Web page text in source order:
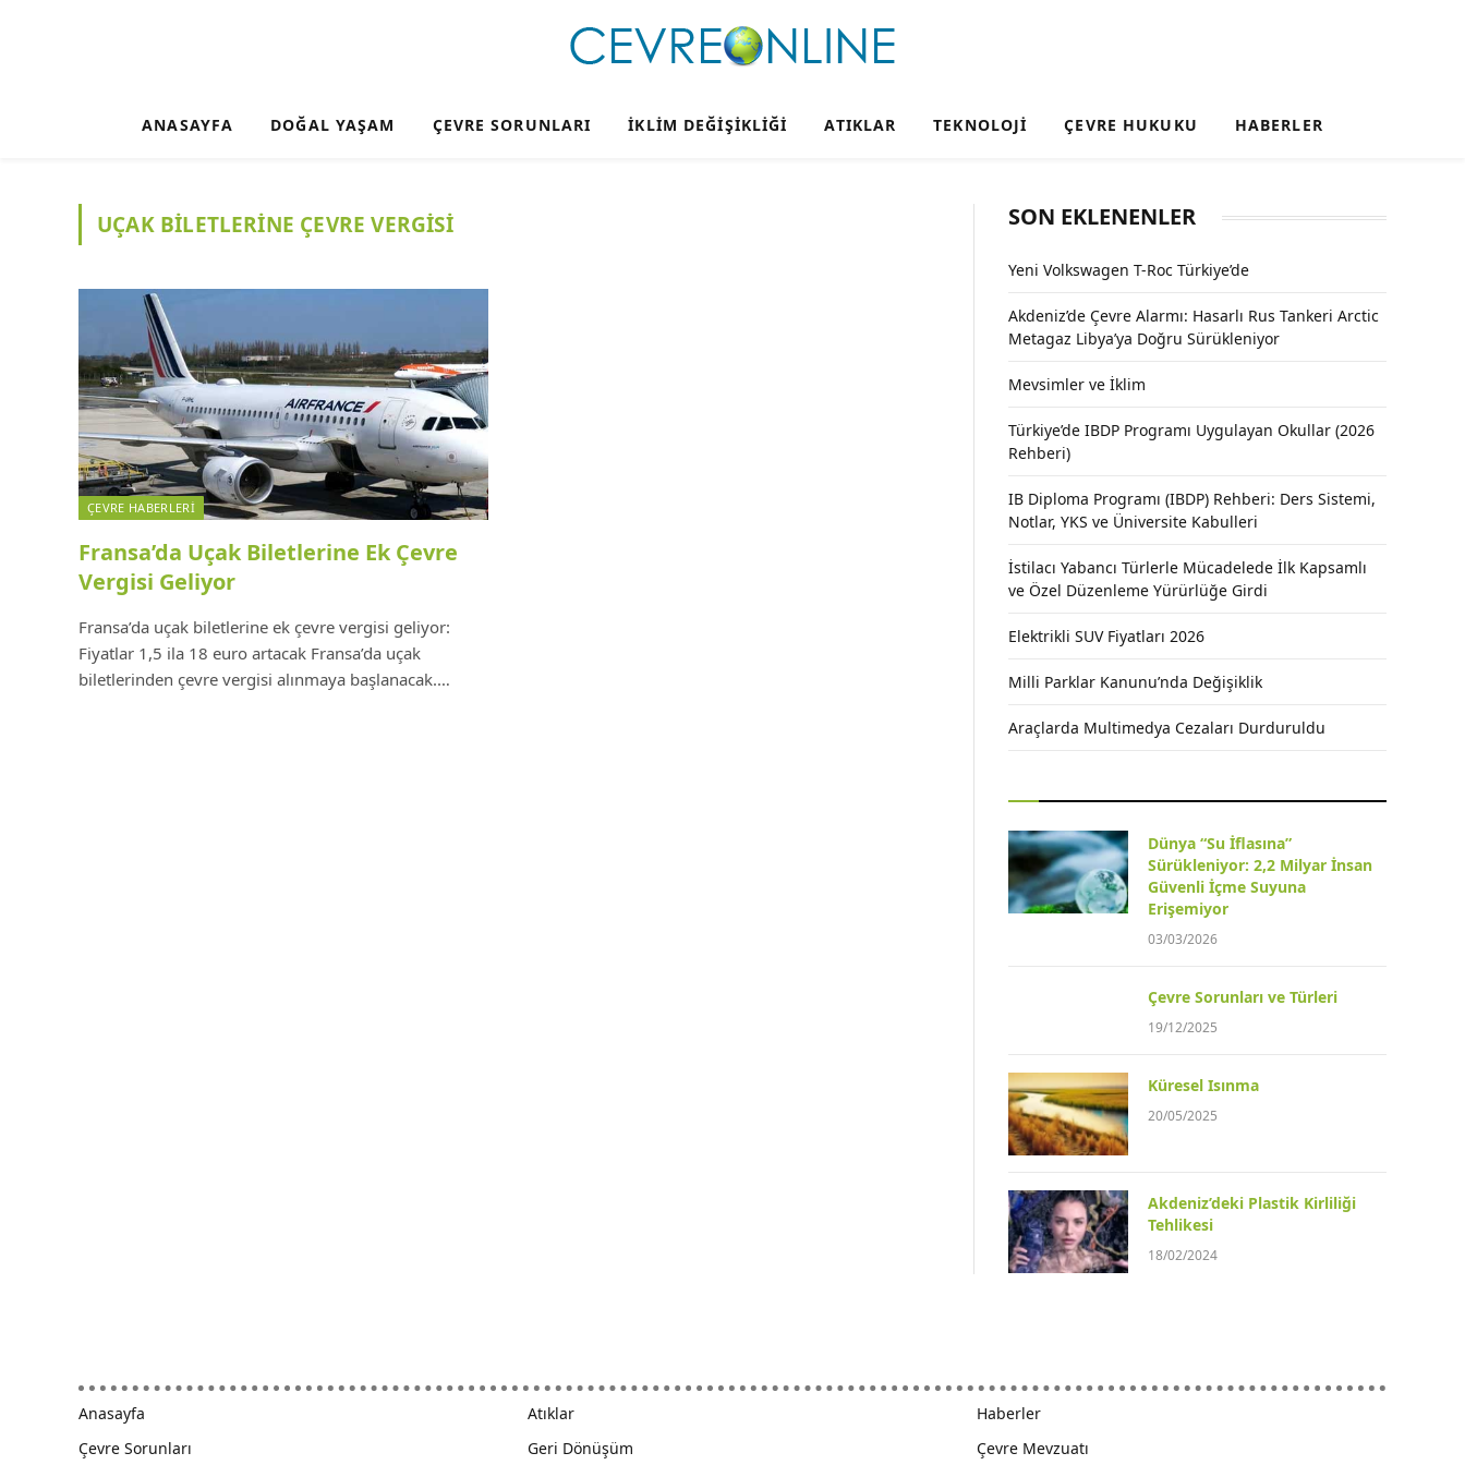
ANASAYFA DOĞAL YAŞAM ÇEVRE SORUNLARI İKLIM DEĞIŞIKLIĞI ATIKLAR TEKNOLOJI ÇEVRE HUKUKU HABERLER
UÇAK BILETLERINE ÇEVRE VERGISI
ÇEVRE HABERLERI
Fransa’da Uçak Biletlerine Ek Çevre
Vergisi Geliyor
Fransa’da uçak biletlerine ek çevre vergisi geliyor:
Fiyatlar 1,5 ila 18 euro artacak Fransa’da uçak
biletlerinden çevre vergisi alınmaya başlanacak.…
SON EKLENENLER
Yeni Volkswagen T-Roc Türkiye’de
Akdeniz’de Çevre Alarmı: Hasarlı Rus Tankeri Arctic
Metagaz Libya’ya Doğru Sürükleniyor
Mevsimler ve İklim
Türkiye’de IBDP Programı Uygulayan Okullar (2026
Rehberi)
IB Diploma Programı (IBDP) Rehberi: Ders Sistemi,
Notlar, YKS ve Üniversite Kabulleri
İstilacı Yabancı Türlerle Mücadelede İlk Kapsamlı
ve Özel Düzenleme Yürürlüğe Girdi
Elektrikli SUV Fiyatları 2026
Milli Parklar Kanunu’nda Değişiklik
Araçlarda Multimedya Cezaları Durduruldu
Dünya “Su İflasına”
Sürükleniyor: 2,2 Milyar İnsan
Güvenli İçme Suyuna
Erişemiyor
03/03/2026
Çevre Sorunları ve Türleri
19/12/2025
Küresel Isınma
20/05/2025
Akdeniz’deki Plastik Kirliliği
Tehlikesi
18/02/2024
Anasayfa
Çevre Sorunları
Atıklar
Geri Dönüşüm
Haberler
Çevre Mevzuatı